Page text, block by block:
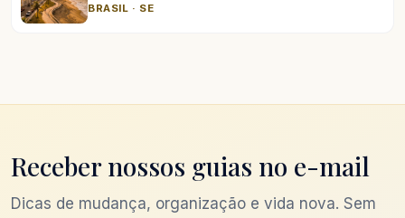
BRASIL · SE
Receber nossos guias no e-mail
Dicas de mudança, organização e vida nova. Sem